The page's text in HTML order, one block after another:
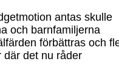
antas skulle
och barnfamiljerna
förbättras och
där det nu råder